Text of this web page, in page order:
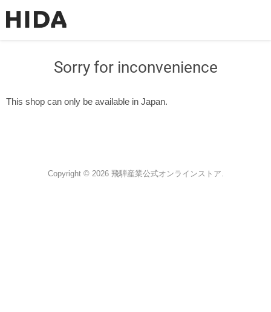
Sorry for inconvenience
This shop can only be available in Japan.
Copyright © 2026 飛騨産業公式オンラインストア.